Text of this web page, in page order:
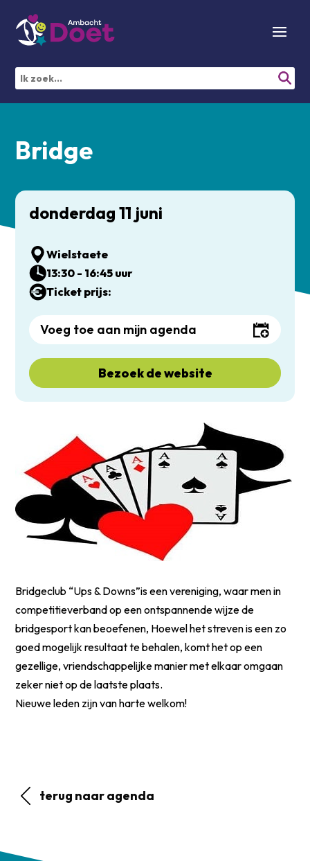
Bridge
Bridgeclub “Ups & Downs”is een vereniging, waar men in
competitieverband op een ontspannende wijze de
bridgesport kan beoefenen, Hoewel het streven is een zo
goed mogelijk resultaat te behalen, komt het op een
gezellige, vriendschappelijke manier met elkaar omgaan
zeker niet op de laatste plaats.
Nieuwe leden zijn van harte welkom!
terug naar agenda
donderdag 11 juni
Wielstaete
13:30 - 16:45 uur
Ticket prijs:
Voeg toe aan mijn agenda
Bezoek de website